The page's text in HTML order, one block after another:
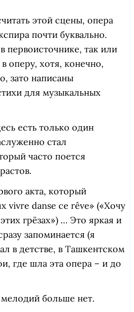
этой сцены, опера
почти буквально.
первоисточнике, так или
оперу, хотя, конечно,
зато написаны
для музыкальных
есть только один
стал
часто поется
акта, который
vivre danse ce rêve» («Хочу
грёзах») … Это яркая и
запоминается (я
в детстве, в Ташкентском
где шла эта опера – и до
больше нет.